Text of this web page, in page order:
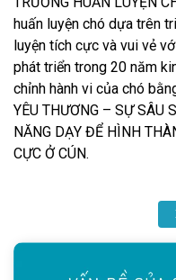
huấn luyện chó dựa trên
luyện tích cực và vui vẻ
phát triển trong 20 năm
chỉnh hành vi của chó
YÊU THƯƠNG – SỰ SÂU
NĂNG DẠY ĐỂ HÌNH
CỰC Ở CÚN.